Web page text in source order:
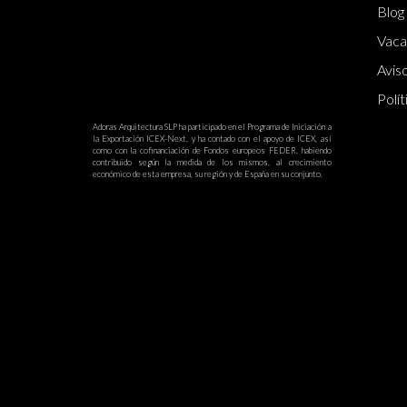
Adoras Arquitectura SLP ha participado en el Programa de Iniciación a
la Exportación ICEX-Next, y ha contado con el apoyo de ICEX, así
como con la cofinanciación de Fondos europeos FEDER, habiendo
contribuido según la medida de los mismos, al crecimiento
económico de esta empresa, su región y de España en su conjunto.
Blog